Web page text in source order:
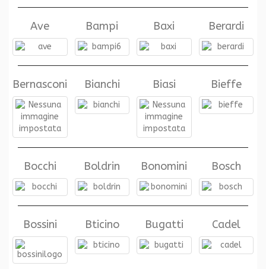
Ave Bampi Baxi Berardi
Bernasconi Bianchi Biasi Bieffe
Bocchi Boldrin Bonomini Bosch
Bossini Bticino Bugatti Cadel